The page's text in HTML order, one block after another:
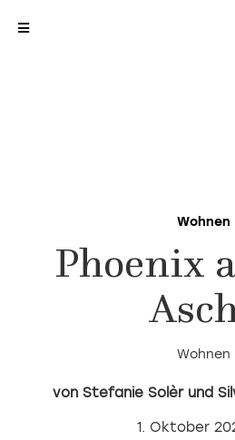
Wohnen
Phoenix
Wohnen
Stefanie Solèr und
1. Oktober